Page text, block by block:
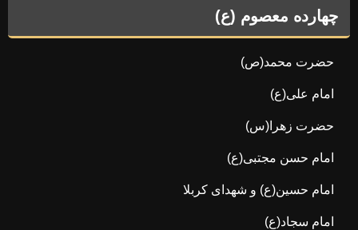
چهارده معصوم (ع)
حضرت محمد(ص)
امام علی(ع)
حضرت زهرا(س)
امام حسن مجتبی(ع)
امام حسین(ع) و شهدای کربلا
امام سجاد(ع)